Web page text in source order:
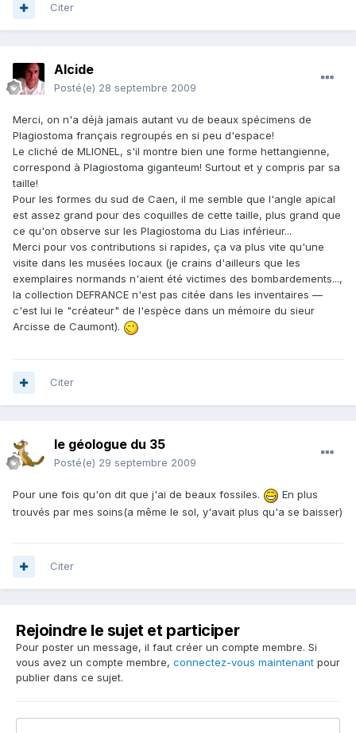
Citer
Alcide
Posté(e) 28 septembre 2009
Merci, on n'a déjà jamais autant vu de beaux spécimens de
Plagiostoma français regroupés en si peu d'espace!
Le cliché de MLIONEL, s'il montre bien une forme hettangienne,
correspond à Plagiostoma giganteum! Surtout et y compris par sa
taille!
Pour les formes du sud de Caen, il me semble que l'angle apical
est assez grand pour des coquilles de cette taille, plus grand que
ce qu'on observe sur les Plagiostoma du Lias inférieur...
Merci pour vos contributions si rapides, ça va plus vite qu'une
visite dans les musées locaux (je crains d'ailleurs que les
exemplaires normands n'aient été victimes des bombardements...,
la collection DEFRANCE n'est pas citée dans les inventaires —
c'est lui le "créateur" de l'espèce dans un mémoire du sieur
Arcisse de Caumont).
Citer
le géologue du 35
Posté(e) 29 septembre 2009
Pour une fois qu'on dit que j'ai de beaux fossiles.
En plus
trouvés par mes soins(a même le sol, y'avait plus qu'a se baisser)
Citer
Rejoindre le sujet et participer
Pour poster un message, il faut créer un compte membre. Si
vous avez un compte membre, connectez-vous maintenant pour
publier dans ce sujet.